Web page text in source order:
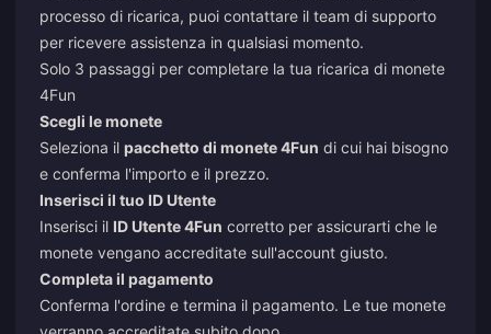
processo di ricarica, puoi contattare il team di supporto
per ricevere assistenza in qualsiasi momento.
Solo 3 passaggi per completare la tua ricarica di monete
4Fun
Scegli le monete
Seleziona il pacchetto di monete 4Fun di cui hai bisogno
e conferma l'importo e il prezzo.
Inserisci il tuo ID Utente
Inserisci il ID Utente 4Fun corretto per assicurarti che le
monete vengano accreditate sull'account giusto.
Completa il pagamento
Conferma l'ordine e termina il pagamento. Le tue monete